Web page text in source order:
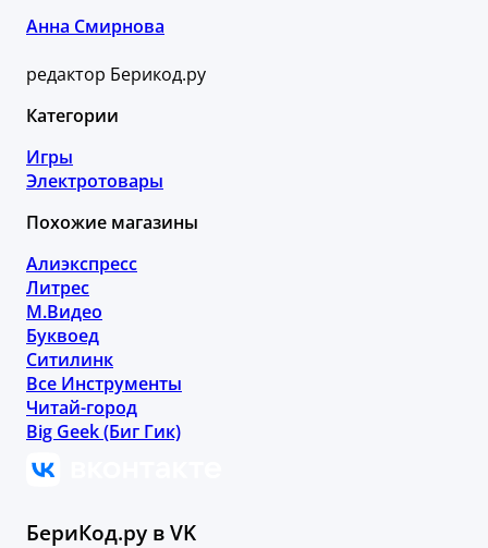
Анна Смирнова
редактор Берикод.ру
Категории
Игры
Электротовары
Похожие магазины
Алиэкспресс
Литрес
М.Видео
Буквоед
Ситилинк
Все Инструменты
Читай-город
Big Geek (Биг Гик)
БериКод.ру в VK